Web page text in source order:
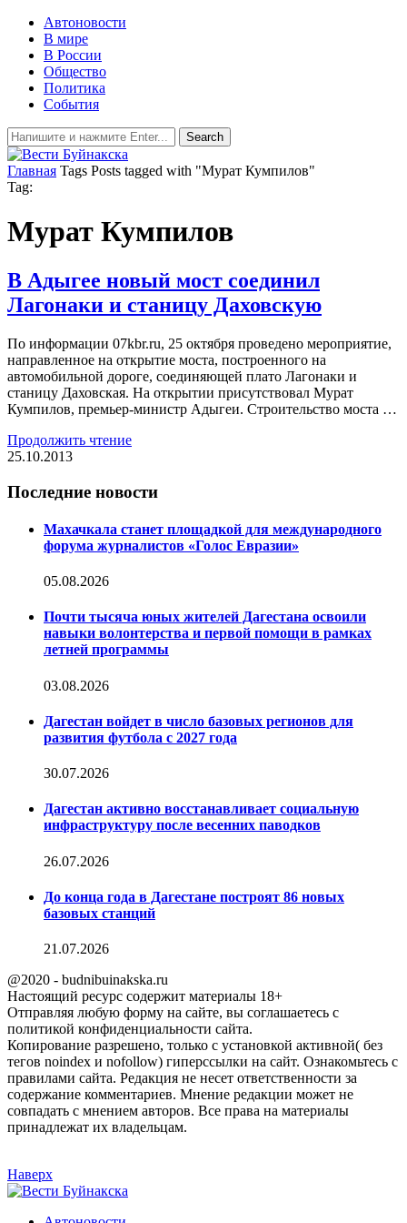
Автоновости
В мире
В России
Общество
Политика
События
Главная Tags Posts tagged with "Мурат Кумпилов"
Tag:
Мурат Кумпилов
В Адыгее новый мост соединил
Лагонаки и станицу Даховскую
По информации 07kbr.ru, 25 октября проведено мероприятие,
направленное на открытие моста, построенного на
автомобильной дороге, соединяющей плато Лагонаки и
станицу Даховская. На открытии присутствовал Мурат
Кумпилов, премьер-министр Адыгеи. Строительство моста …
Продолжить чтение
25.10.2013
Последние новости
Махачкала станет площадкой для международного
форума журналистов «Голос Евразии»
05.08.2026
Почти тысяча юных жителей Дагестана освоили
навыки волонтерства и первой помощи в рамках
летней программы
03.08.2026
Дагестан войдет в число базовых регионов для
развития футбола с 2027 года
30.07.2026
Дагестан активно восстанавливает социальную
инфраструктуру после весенних паводков
26.07.2026
До конца года в Дагестане построят 86 новых
базовых станций
21.07.2026
@2020 - budnibuinakska.ru
Настоящий ресурс содержит материалы 18+
Отправляя любую форму на сайте, вы соглашаетесь с
политикой конфиденциальности сайта.
Копирование разрешено, только с установкой активной( без
тегов noindex и nofollow) гиперссылки на сайт. Ознакомьтесь с
правилами сайта. Редакция не несет ответственности за
содержание комментариев. Мнение редакции может не
совпадать с мнением авторов. Все права на материалы
принадлежат их владельцам.
Наверх